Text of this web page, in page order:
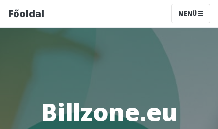
Főoldal MENÜ
Billzone.eu